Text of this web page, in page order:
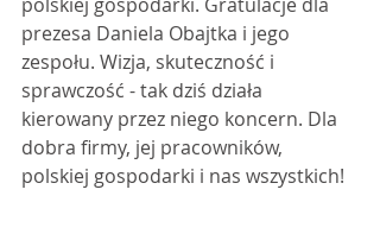
prezesa Daniela Obajtka i jego
zespołu. Wizja, skuteczność i
sprawczość - tak dziś działa
kierowany przez niego koncern. Dla
dobra firmy, jej pracowników,
polskiej gospodarki i nas wszystkich!